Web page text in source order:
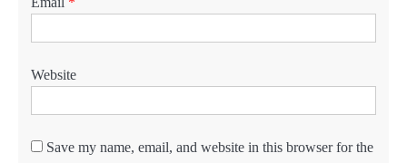
Website
Save my name, email, and website in this browser for the